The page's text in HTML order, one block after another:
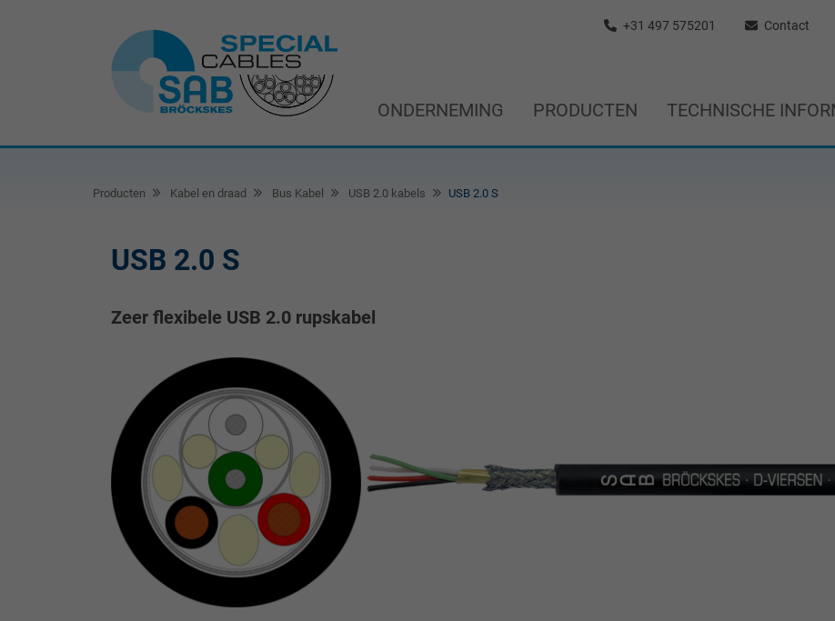
+31 497 575201 Contact
ONDERNEMING PRODUCTEN TECHNISCHE
Producten Kabel en draad Bus Kabel USB 2.0 kabels USB 2.0 S
USB 2.0 S
Zeer flexibele USB 2.0 rupskabel